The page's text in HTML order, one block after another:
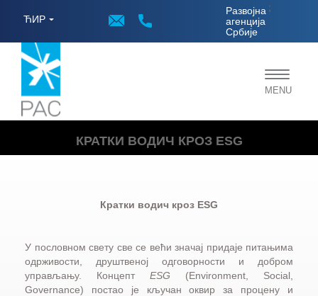
ЋИР
Развојна
агенција
Србије
;
Toggle
MENU
КРАТКИ ВОДИЧ КРОЗ ESG
Кратки водич кроз ESG
У пословном свету све се већи значај придаје питањима
одрживости, друштвеној одговорности и добром
управљању. Концепт ESG (Environment, Social,
Governance) постао је кључан оквир за процену и